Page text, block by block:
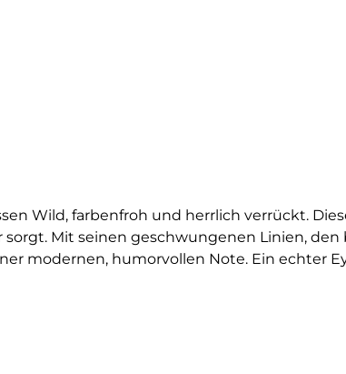
Wild, farbenfroh und herrlich verrückt.
sorgt. Mit seinen geschwungenen Linien,
modernen, humorvollen Note. Ein echter